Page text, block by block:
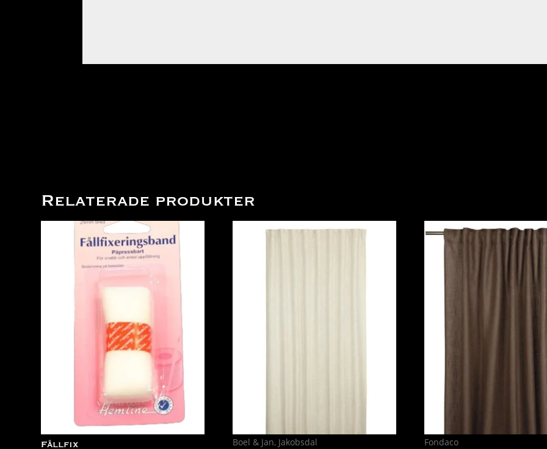
Relaterade produkter
Fållfix Boel & Jan, Jakobsdal Fondaco